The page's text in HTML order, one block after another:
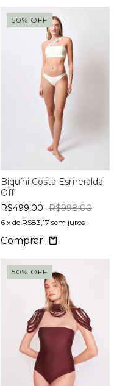
50% OFF
Biquíni Costa Esmeralda
Off
R$499,00 R$998,00
6 x de R$83,17 sem juros
Comprar
50% OFF